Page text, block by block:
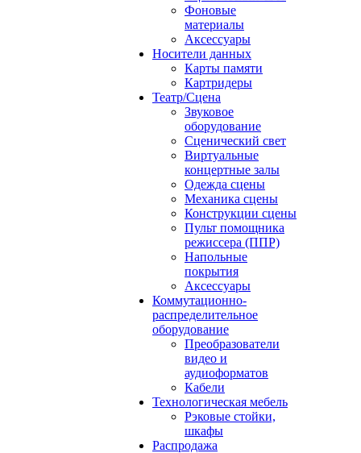
Фоновые
материалы
Аксессуары
Носители данных
Карты памяти
Картридеры
Театр/Сцена
Звуковое
оборудование
Сценический свет
Виртуальные
концертные залы
Одежда сцены
Механика сцены
Конструкции сцены
Пульт помощника
режиссера (ППР)
Напольные
покрытия
Аксессуары
Коммутационно-
распределительное
оборудование
Преобразователи
видео и
аудиоформатов
Кабели
Технологическая мебель
Рэковые стойки,
шкафы
Распродажа